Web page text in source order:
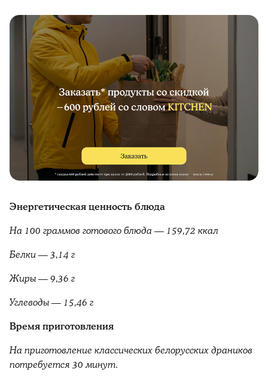
Энергетическая ценность блюда
На 100 граммов готового блюда — 159,72 ккал
Белки — 3,14 г
Жиры — 9,36 г
Углеводы — 15,46 г
Время приготовления
На приготовление классических белорусских драников
потребуется 30 минут.